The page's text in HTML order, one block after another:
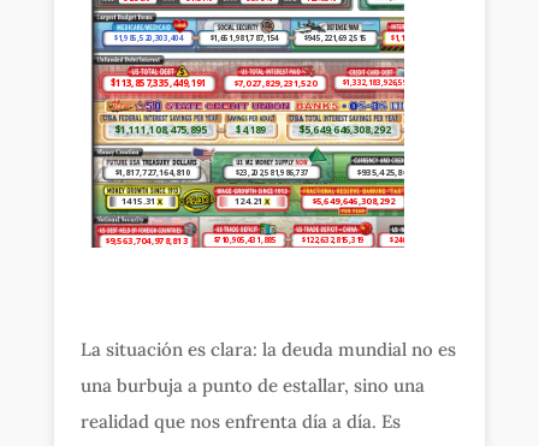
La situación es clara: la deuda mundial no es
una burbuja a punto de estallar, sino una
realidad que nos enfrenta día a día. Es